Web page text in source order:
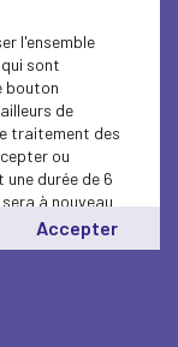
l'ensemble
sont
bouton
de
traitement des
ou
durée de 6
à nouveau
en
Accepter